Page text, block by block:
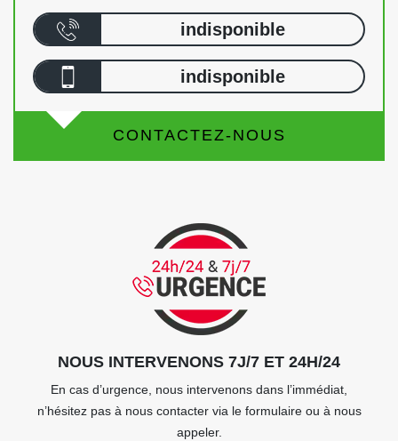
indisponible
indisponible
CONTACTEZ-NOUS
NOUS INTERVENONS 7J/7 ET 24H/24
En cas d’urgence, nous intervenons dans l’immédiat,
n’hésitez pas à nous contacter via le formulaire ou à nous
appeler.